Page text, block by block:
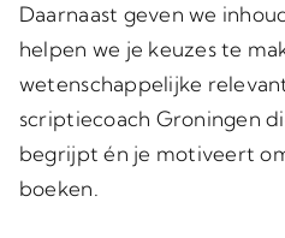
Daarnaast geven we
helpen we je keuzes te
wetenschappelijke
scriptiecoach Groningen
begrijpt én je motiveert
boeken.